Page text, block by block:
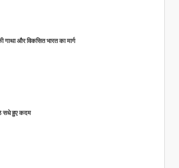
गाथा और विकसित भारत का मार्ग
सधे हुए कदम